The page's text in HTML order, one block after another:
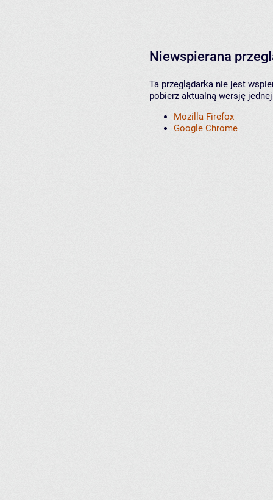
Niewspierana
Ta przeglądarka nie jest
pobierz aktualną wersję
Mozilla Firefox
Google Chrome